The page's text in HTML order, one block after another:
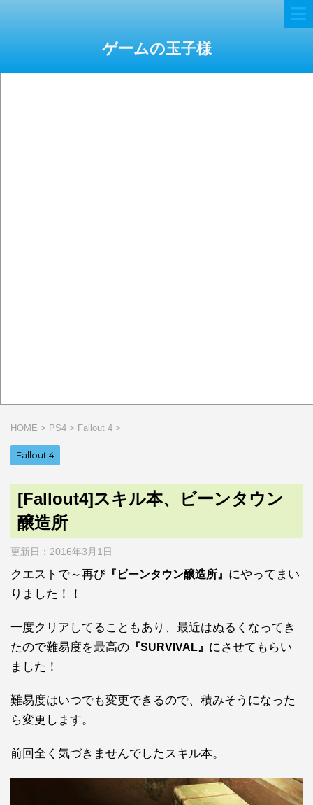
ゲームの玉子様
HOME > PS4 > Fallout 4 >
Fallout 4
[Fallout4]スキル本、ビーンタウン
醸造所
更新日： 2016年3月1日
クエストで～再び 『ビーンタウン醸造所』 にやってまい
りました！！
一度クリアしてることもあり、最近はぬるくなってき
たので難易度を最高の 『SURVIVAL』 にさせてもらい
ました！
難易度はいつでも変更できるので、積みそうになった
ら変更します。
前回全く気づきませんでしたスキル本。